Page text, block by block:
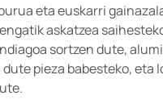
eta euskarri
askatzea
sortzen dute,
pieza babesteko,